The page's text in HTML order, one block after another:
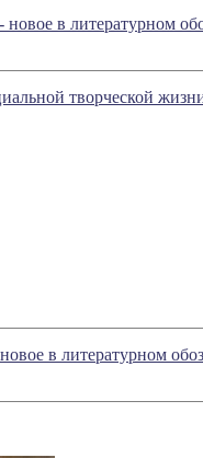
новое в литературном
творческой
в литературном